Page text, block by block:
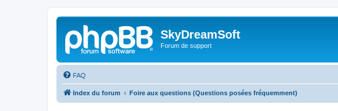
SkyDreamSoft
Forum de support
FAQ
Index du forum Foire aux questions (Questions posées fréquemment)